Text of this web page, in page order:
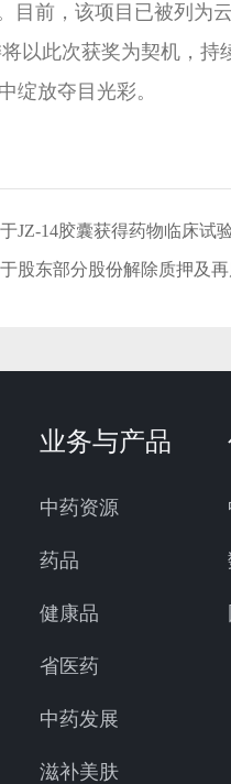
目前，该项目已被列为
此次获奖为契机，持
绽放夺目光彩。
JZ-14胶囊获得药物临床试
股东部分股份解除质押及
业务与产品
中药资源
药品
健康品
省医药
中药发展
滋补美肤